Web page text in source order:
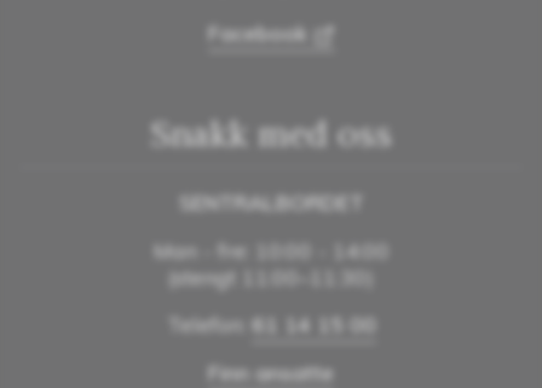
Facebook
Snakk med oss
SENTRALBORDET
Man - fre: 10:00 - 14:00
(stengt 11:00–11:30)
Telefon: 61 14 15 00
Finn ansatte